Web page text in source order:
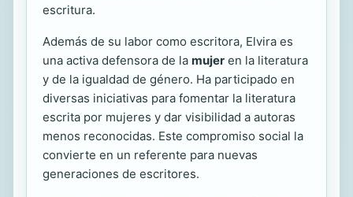
escritura.
Además de su labor como escritora, Elvira es
una activa defensora de la mujer en la literatura
y de la igualdad de género. Ha participado en
diversas iniciativas para fomentar la literatura
escrita por mujeres y dar visibilidad a autoras
menos reconocidas. Este compromiso social la
convierte en un referente para nuevas
generaciones de escritores.